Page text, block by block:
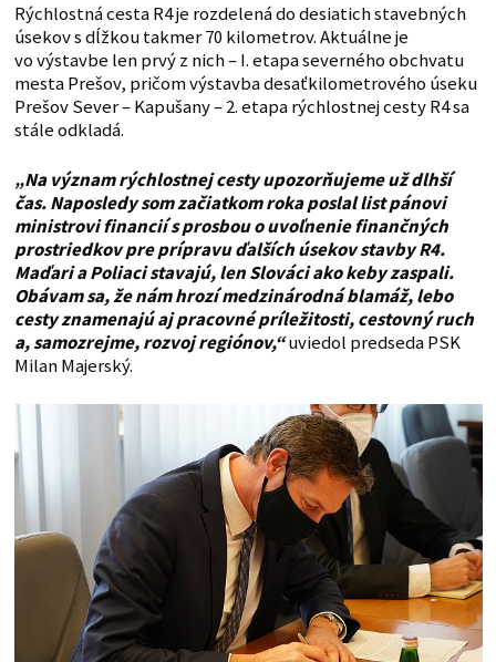
Rýchlostná cesta R4 je rozdelená do desiatich stavebných
úsekov s dĺžkou takmer 70 kilometrov. Aktuálne je
vo výstavbe len prvý z nich – I. etapa severného obchvatu
mesta Prešov, pričom výstavba desaťkilometrového úseku
Prešov Sever – Kapušany – 2. etapa rýchlostnej cesty R4 sa
stále odkladá.
„Na význam rýchlostnej cesty upozorňujeme už dlhší
čas. Naposledy som začiatkom roka poslal list pánovi
ministrovi financií s prosbou o uvoľnenie finančných
prostriedkov pre prípravu ďalších úsekov stavby R4.
Maďari a Poliaci stavajú, len Slováci ako keby zaspali.
Obávam sa, že nám hrozí medzinárodná blamáž, lebo
cesty znamenajú aj pracovné príležitosti, cestovný ruch
a, samozrejme, rozvoj regiónov,“uviedol predseda PSK
Milan Majerský.